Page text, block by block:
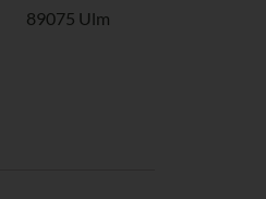
89075 Ulm